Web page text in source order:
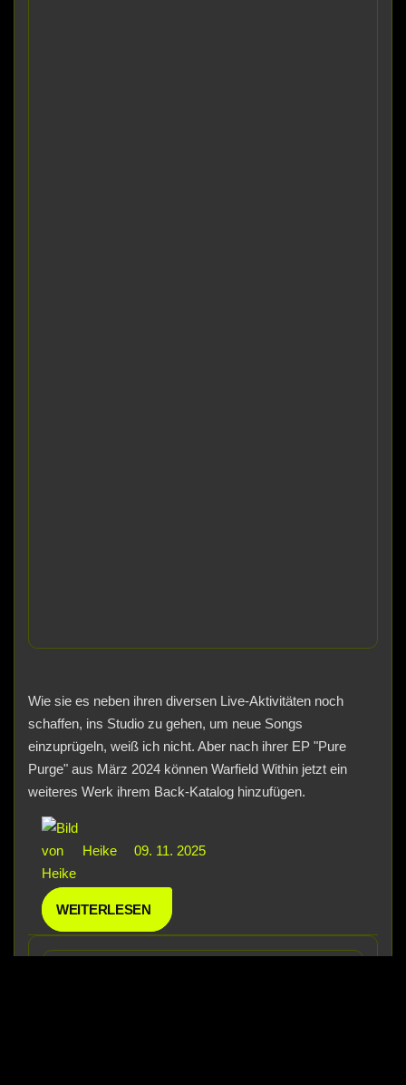
Wie sie es neben ihren diversen Live-Aktivitäten noch
schaffen, ins Studio zu gehen, um neue Songs
einzuprügeln, weiß ich nicht. Aber nach ihrer EP "Pure
Purge" aus März 2024 können Warfield Within jetzt ein
weiteres Werk ihrem Back-Katalog hinzufügen.
Heike 09. 11. 2025
WEITERLESEN